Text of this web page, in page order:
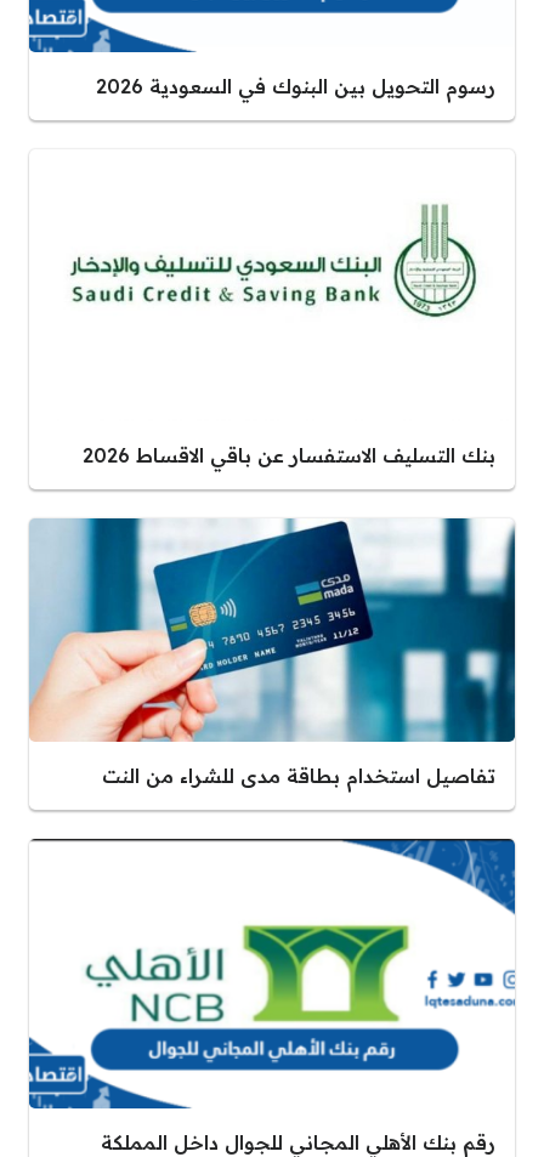
رسوم التحويل بين البنوك في السعودية 2026
بنك التسليف الاستفسار عن باقي الاقساط 2026
تفاصيل استخدام بطاقة مدى للشراء من النت
رقم بنك الأهلي المجاني للجوال داخل المملكة